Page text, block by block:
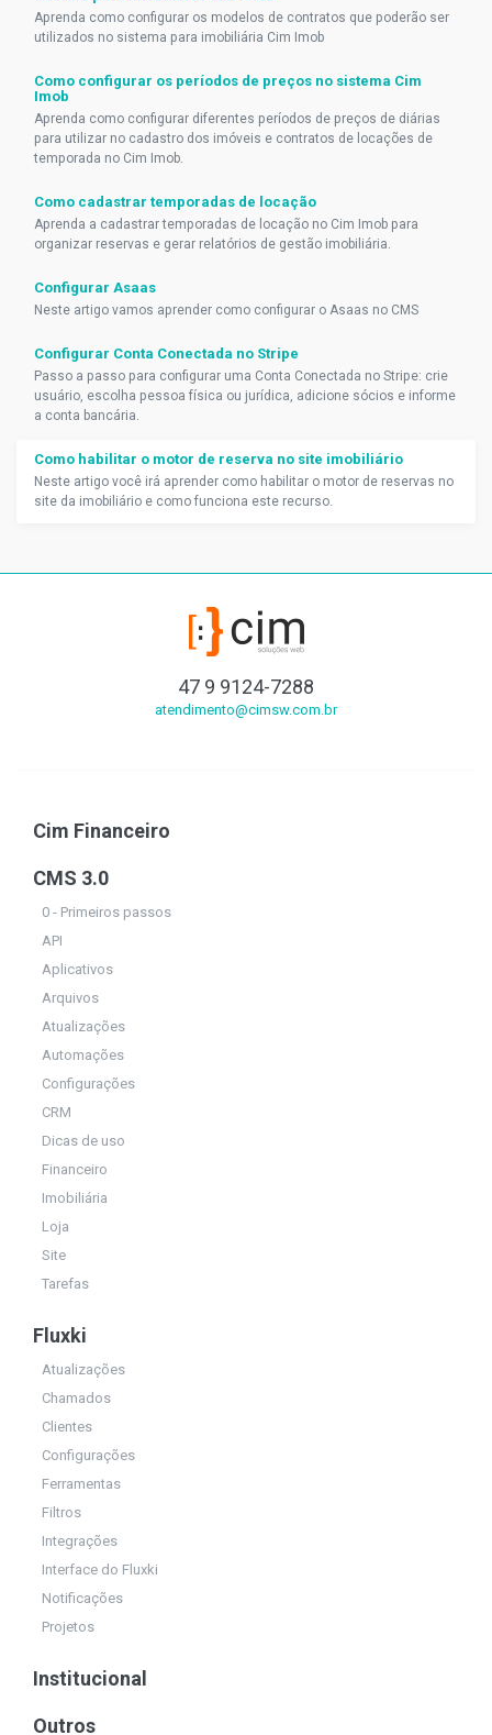
Aprenda como configurar os modelos de contratos que poderão ser
utilizados no sistema para imobiliária Cim Imob
Como configurar os períodos de preços no sistema Cim
Imob
Aprenda como configurar diferentes períodos de preços de diárias
para utilizar no cadastro dos imóveis e contratos de locações de
temporada no Cim Imob.
Como cadastrar temporadas de locação
Aprenda a cadastrar temporadas de locação no Cim Imob para
organizar reservas e gerar relatórios de gestão imobiliária.
Configurar Asaas
Neste artigo vamos aprender como configurar o Asaas no CMS
Configurar Conta Conectada no Stripe
Passo a passo para configurar uma Conta Conectada no Stripe: crie
usuário, escolha pessoa física ou jurídica, adicione sócios e informe
a conta bancária.
Como habilitar o motor de reserva no site imobiliário
Neste artigo você irá aprender como habilitar o motor de reservas no
site da imobiliário e como funciona este recurso.
47 9 9124-7288
atendimento@cimsw.com.br
Cim Financeiro
CMS 3.0
0 - Primeiros passos
API
Aplicativos
Arquivos
Atualizações
Automações
Configurações
CRM
Dicas de uso
Financeiro
Imobiliária
Loja
Site
Tarefas
Fluxki
Atualizações
Chamados
Clientes
Configurações
Ferramentas
Filtros
Integrações
Interface do Fluxki
Notificações
Projetos
Institucional
Outros